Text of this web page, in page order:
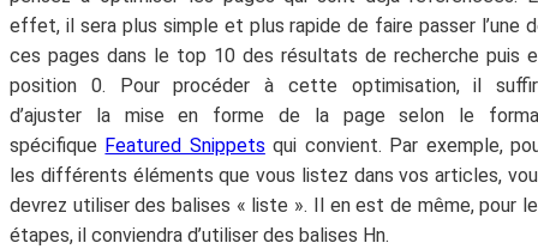
effet, il sera plus simple et plus rapide de faire passer l’une
ces pages dans le top 10 des résultats de recherche puis
position 0. Pour procéder à cette optimisation, il
d’ajuster la mise en forme de la page selon le
spécifique Featured Snippets qui convient. Par exemple,
les différents éléments que vous listez dans vos articles,
devrez utiliser des balises « liste ». Il en est de même, pour
étapes, il conviendra d’utiliser des balises Hn.